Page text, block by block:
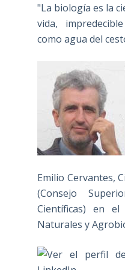
"La biología es la
vida,
como agua del
Emilio Cervantes,
(Consejo
Científicas) en
Naturales y